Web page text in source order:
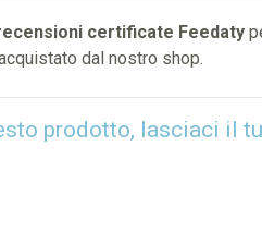
certificate Feedaty
dal nostro shop.
prodotto, lasciaci il